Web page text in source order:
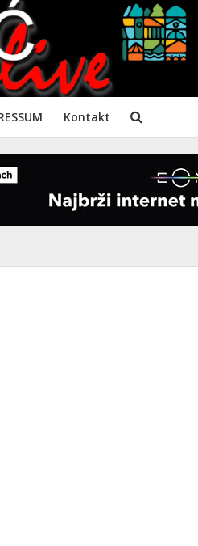
Kontakt